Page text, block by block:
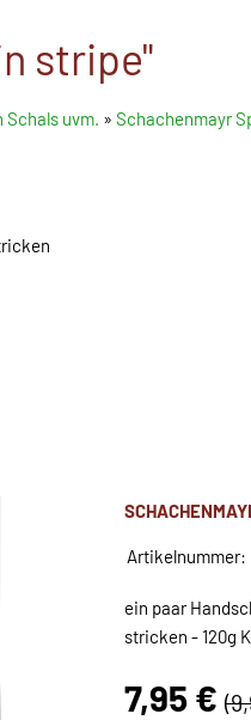
stripe"
uvm. » Schachenmayr
Artikelnummer:
ein paar
stricken - 120g
7,95 €